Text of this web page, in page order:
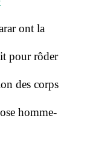
ont la
pour rôder
des corps
homme-